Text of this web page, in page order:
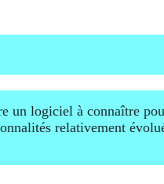
un logiciel à connaître
relativement